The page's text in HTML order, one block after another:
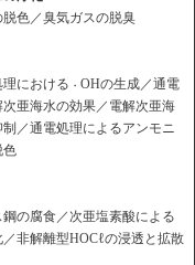
色／臭気ガスの脱臭
における ・ OHの生成／通電
亜海水の効果／電解次亜海
／通電処理によるアンモニ
色
の腐食／次亜塩素酸による
非解離型HOCℓの浸透と拡散